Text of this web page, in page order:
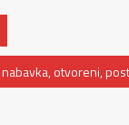
nabavka,otvoreni,